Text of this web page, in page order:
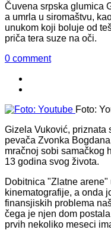
Čuvena srpska glumica
a umrla u siromaštvu,
unukom koji boluje od
priča tera suze na oči.
0 comment
Foto:
Gizela Vuković, priznata
pevača Zvonka
mračnoj sobi samačkog
13 godina svog života.
Dobitnica "Zlatne
kinematografije, a onda
finansjiskih problema
čega je njen dom
prvih nekoliko meseci